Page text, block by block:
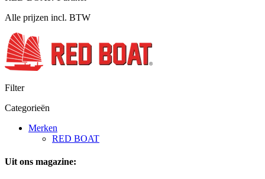
Alle prijzen incl. BTW
Filter
Categorieën
Merken
RED BOAT
Uit ons magazine: